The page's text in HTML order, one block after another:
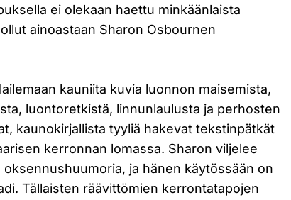
ei olekaan haettu minkäänlaista
ainoastaan Sharon Osbournen
kauniita kuvia luonnon maisemista,
luontoretkistä, linnunlaulusta ja perhosten
kaunokirjallista tyyliä hakevat tekstinpätkät
kerronnan lomassa. Sharon viljelee
ja hänen käytössään on
Tällaisten räävittömien kerrontatapojen